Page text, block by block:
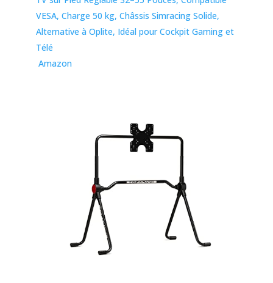
VESA, Charge 50 kg, Châssis Simracing Solide,
Alternative à Oplite, Idéal pour Cockpit Gaming et
Télé
Amazon